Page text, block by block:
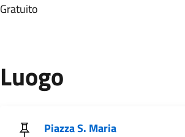
Gratuito
Luogo
Piazza S. Maria